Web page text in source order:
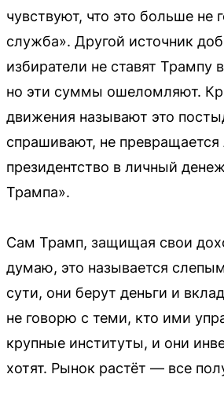
чувствуют, что это больше не
служба». Другой источник
избиратели не ставят Трампу
но эти суммы ошеломляют.
движения называют это
спрашивают, не превращается
президентство в личный
Трампа».
Сам Трамп, защищая свои
думаю, это называется
сути, они берут деньги и
не говорю с теми, кто ими
крупные институты, и они
хотят. Рынок растёт — все